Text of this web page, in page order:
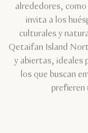
alrededores,
invita a los
culturales y
Qetaifan Island
y abiertas, ideales
los que buscan
prefieren